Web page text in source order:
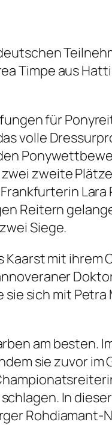
Timpe aus
für
volle
zweite
Reitern
Siege.
mit ihrem
sie sich mit
am besten.
sie zuvor im
In